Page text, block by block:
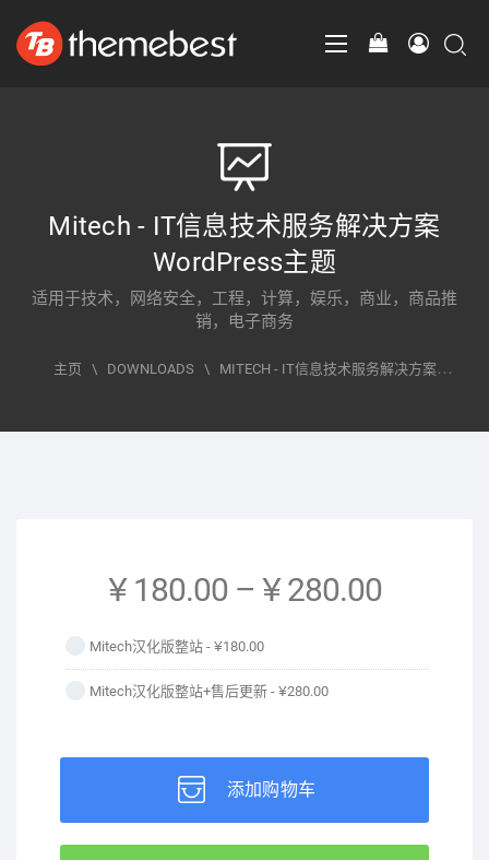
Mitech - IT信息技术服务解决方案
WordPress主题
适用于技术，网络安全，工程，计算，娱乐，商业，商品推
销，电子商务
主页 \ DOWNLOADS \
MITECH - IT信息技术服务解决方案
¥ 180.00 – ¥ 280.00
Mitech汉化版整站 - ¥180.00
Mitech汉化版整站+售后更新 - ¥280.00
添加购物车